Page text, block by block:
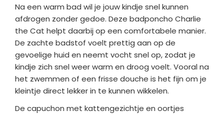
Na een warm bad wil je jouw kindje snel kunnen
afdrogen zonder gedoe. Deze badponcho Charlie
the Cat helpt daarbij op een comfortabele manier.
De zachte badstof voelt prettig aan op de
gevoelige huid en neemt vocht snel op, zodat je
kindje zich snel weer warm en droog voelt. Vooral na
het zwemmen of een frisse douche is het fijn om je
kleintje direct lekker in te kunnen wikkelen.
De capuchon met kattengezichtje en oortjes